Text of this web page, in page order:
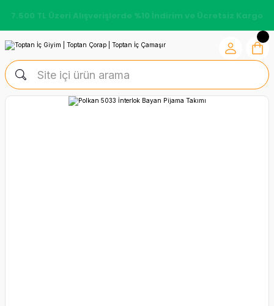
7.500 TL Üzeri Alışverişlerde %10 İndirim ve Ücretsiz Kargo